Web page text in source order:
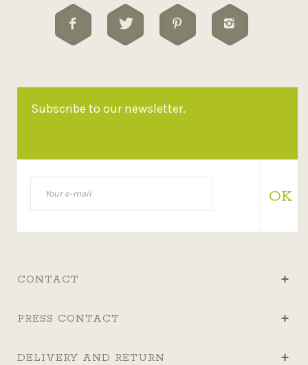
Subscribe to our newsletter.
OK
CONTACT
PRESS CONTACT
DELIVERY AND RETURN